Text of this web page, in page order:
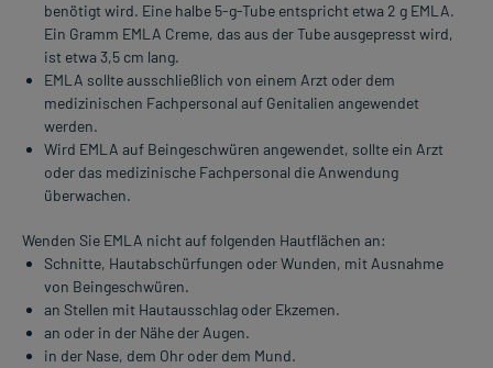
benötigt wird. Eine halbe 5-g-Tube entspricht etwa 2 g EMLA.
Ein Gramm EMLA Creme, das aus der Tube ausgepresst wird,
ist etwa 3,5 cm lang.
EMLA sollte ausschließlich von einem Arzt oder dem
medizinischen Fachpersonal auf Genitalien angewendet
werden.
Wird EMLA auf Beingeschwüren angewendet, sollte ein Arzt
oder das medizinische Fachpersonal die Anwendung
überwachen.
Wenden Sie EMLA nicht auf folgenden Hautflächen an:
Schnitte, Hautabschürfungen oder Wunden, mit Ausnahme
von Beingeschwüren.
an Stellen mit Hautausschlag oder Ekzemen.
an oder in der Nähe der Augen.
in der Nase, dem Ohr oder dem Mund.